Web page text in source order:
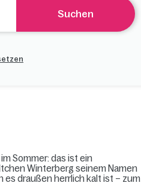
Suchen
Sommer: das ist ein
Winterberg seinem Namen
es draußen herrlich kalt ist – zum